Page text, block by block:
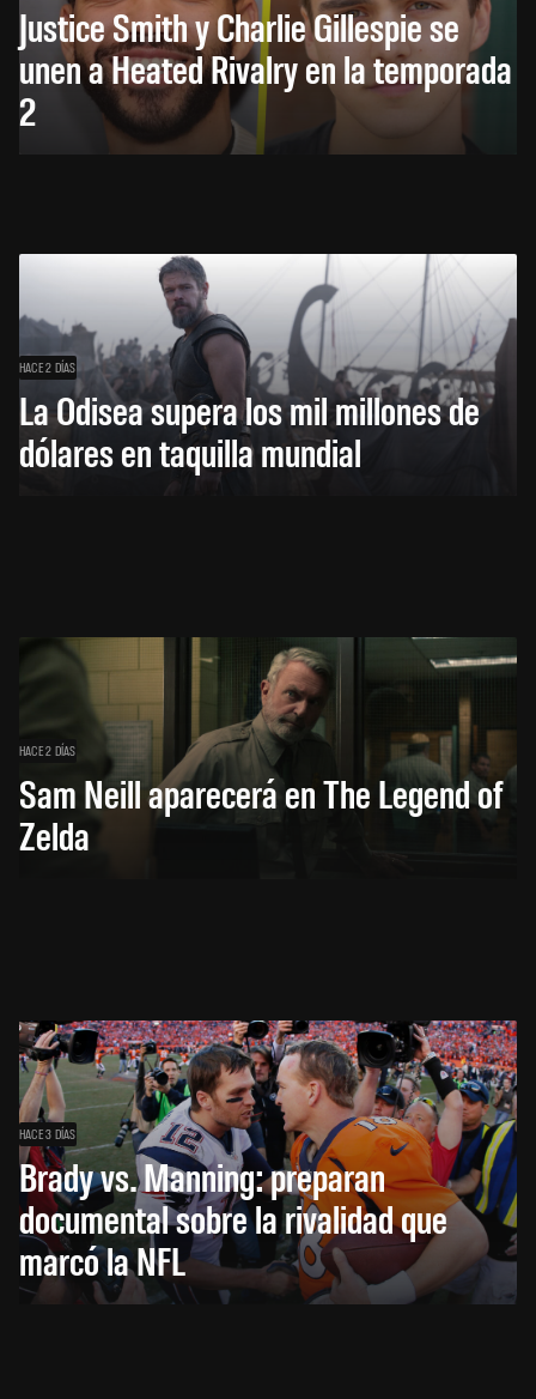
Justice Smith y Charlie Gillespie se
unen a Heated Rivalry en la temporada
2
HACE 2 DÍAS
La Odisea supera los mil millones de
dólares en taquilla mundial
HACE 2 DÍAS
Sam Neill aparecerá en The Legend of
Zelda
HACE 3 DÍAS
Brady vs. Manning: preparan
documental sobre la rivalidad que
marcó la NFL